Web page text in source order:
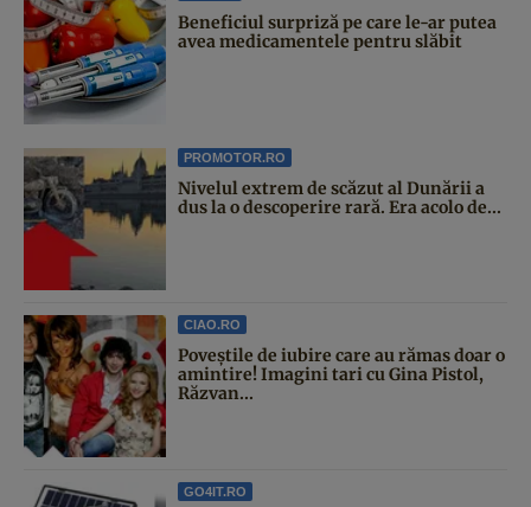
Beneficiul surpriză pe care le-ar putea
avea medicamentele pentru slăbit
PROMOTOR.RO
Nivelul extrem de scăzut al Dunării a
dus la o descoperire rară. Era acolo de...
CIAO.RO
Poveştile de iubire care au rămas doar o
amintire! Imagini tari cu Gina Pistol,
Răzvan...
GO4IT.RO